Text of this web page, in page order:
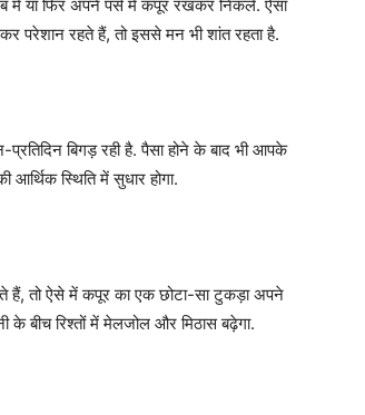
में या फिर अपने पर्स में कपूर रखकर निकलें. ऐसा
परेशान रहते हैं, तो इससे मन भी शांत रहता है.
बिगड़ रही है. पैसा होने के बाद भी आपके
स्थिति में सुधार होगा.
हैं, तो ऐसे में कपूर का एक छोटा-सा टुकड़ा अपने
बीच रिश्तों में मेलजोल और मिठास बढ़ेगा.